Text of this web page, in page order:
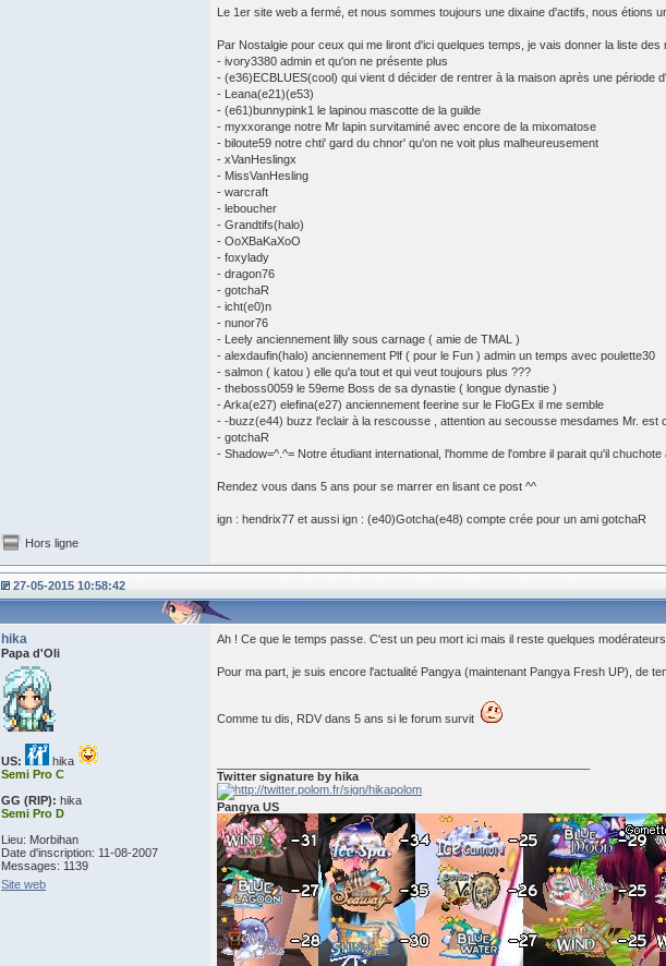
Le 1er site web a fermé, et nous sommes toujours une dixaine d'actifs, nous étions
Par Nostalgie pour ceux qui me liront d'ici quelques temps, je vais donner la liste des
- ivory3380 admin et qu'on ne présente plus
- (e36)ECBLUES(cool) qui vient d décider de rentrer à la maison après une période
- Leana(e21)(e53)
- (e61)bunnypink1 le lapinou mascotte de la guilde
- myxxorange notre Mr lapin survitaminé avec encore de la mixomatose
- biloute59 notre chti' gard du chnor' qu'on ne voit plus malheureusement
- xVanHeslingx
- MissVanHesling
- warcraft
- leboucher
- Grandtifs(halo)
- OoXBaKaXoO
- foxylady
- dragon76
- gotchaR
- icht(e0)n
- nunor76
- Leely anciennement lilly sous carnage ( amie de TMAL )
- alexdaufin(halo) anciennement Plf ( pour le Fun ) admin un temps avec poulette30
- salmon ( katou ) elle qu'a tout et qui veut toujours plus ???
- theboss0059 le 59eme Boss de sa dynastie ( longue dynastie )
- Arka(e27) elefina(e27) anciennement feerine sur le FloGEx il me semble
- -buzz(e44) buzz l'eclair à la rescousse , attention au secousse mesdames Mr. est
- gotchaR
- Shadow=^.^= Notre étudiant international, l'homme de l'ombre il parait qu'il
Rendez vous dans 5 ans pour se marrer en lisant ce post ^^
ign : hendrix77 et aussi ign : (e40)Gotcha(e48) compte crée pour un ami gotchaR
Hors ligne
27-05-2015 10:58:42
hika
Papa d'Oli
US:
hika
Semi Pro C
GG (RIP): hika
Semi Pro D
Lieu: Morbihan
Date d'inscription: 11-08-2007
Messages: 1139
Site web
Ah ! Ce que le temps passe. C'est un peu mort ici mais il reste quelques
Pour ma part, je suis encore l'actualité Pangya (maintenant Pangya Fresh UP), de
Comme tu dis, RDV dans 5 ans si le forum survit
Twitter signature by hika
Pangya US